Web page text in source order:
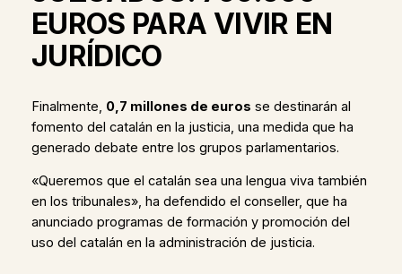
EUROS PARA VIVIR EN
JURÍDICO
Finalmente, 0,7 millones de euros se destinarán al
fomento del catalán en la justicia, una medida que ha
generado debate entre los grupos parlamentarios.
«Queremos que el catalán sea una lengua viva también
en los tribunales», ha defendido el conseller, que ha
anunciado programas de formación y promoción del
uso del catalán en la administración de justicia.